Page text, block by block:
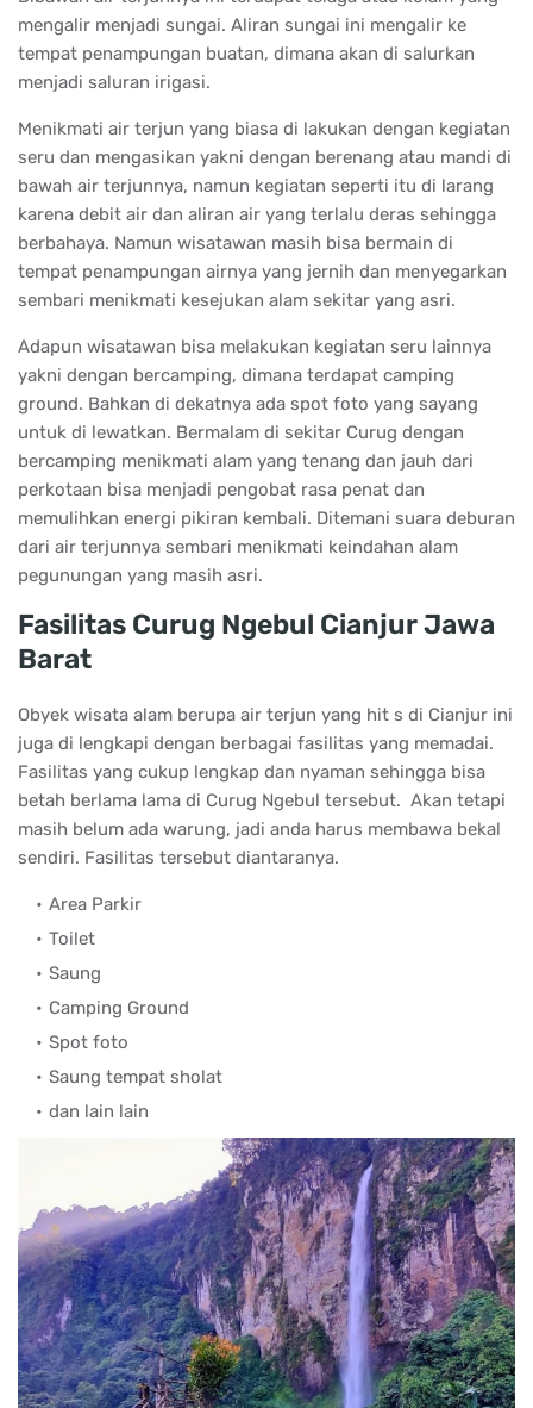
mengalir menjadi sungai. Aliran sungai ini mengalir ke
tempat penampungan buatan, dimana akan di salurkan
menjadi saluran irigasi.
Menikmati air terjun yang biasa di lakukan dengan kegiatan
seru dan mengasikan yakni dengan berenang atau mandi di
bawah air terjunnya, namun kegiatan seperti itu di larang
karena debit air dan aliran air yang terlalu deras sehingga
berbahaya. Namun wisatawan masih bisa bermain di
tempat penampungan airnya yang jernih dan menyegarkan
sembari menikmati kesejukan alam sekitar yang asri.
Adapun wisatawan bisa melakukan kegiatan seru lainnya
yakni dengan bercamping, dimana terdapat camping
ground. Bahkan di dekatnya ada spot foto yang sayang
untuk di lewatkan. Bermalam di sekitar Curug dengan
bercamping menikmati alam yang tenang dan jauh dari
perkotaan bisa menjadi pengobat rasa penat dan
memulihkan energi pikiran kembali. Ditemani suara deburan
dari air terjunnya sembari menikmati keindahan alam
pegunungan yang masih asri.
Fasilitas Curug Ngebul Cianjur Jawa
Barat
Obyek wisata alam berupa air terjun yang hit s di Cianjur ini
juga di lengkapi dengan berbagai fasilitas yang memadai.
Fasilitas yang cukup lengkap dan nyaman sehingga bisa
betah berlama lama di Curug Ngebul tersebut. Akan tetapi
masih belum ada warung, jadi anda harus membawa bekal
sendiri. Fasilitas tersebut diantaranya.
Area Parkir
Toilet
Saung
Camping Ground
Spot foto
Saung tempat sholat
dan lain lain